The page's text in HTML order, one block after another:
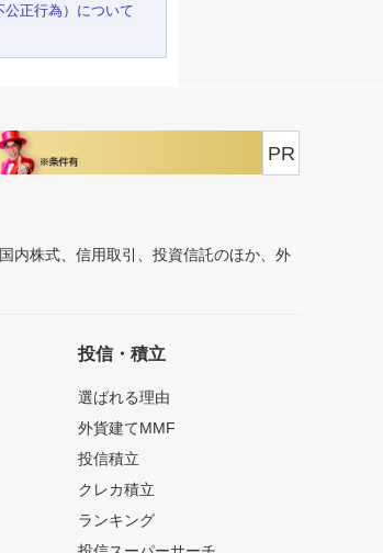
公正行為）について
PR
内株式、信用取引、投資信託のほか、外
投信・積立
選ばれる理由
外貨建てMMF
投信積立
クレカ積立
ランキング